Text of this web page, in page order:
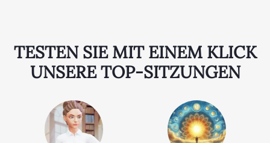
TESTEN SIE MIT EINEM KLICK
UNSERE TOP-SITZUNGEN